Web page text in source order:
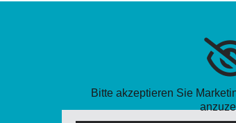
Bitte akzeptieren Sie